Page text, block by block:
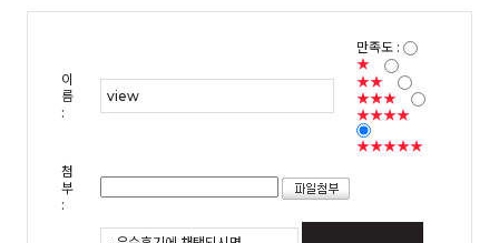
이
름
:
만족도 :
★
★★
★★★
★★★★
★★★★★
첨
부
: